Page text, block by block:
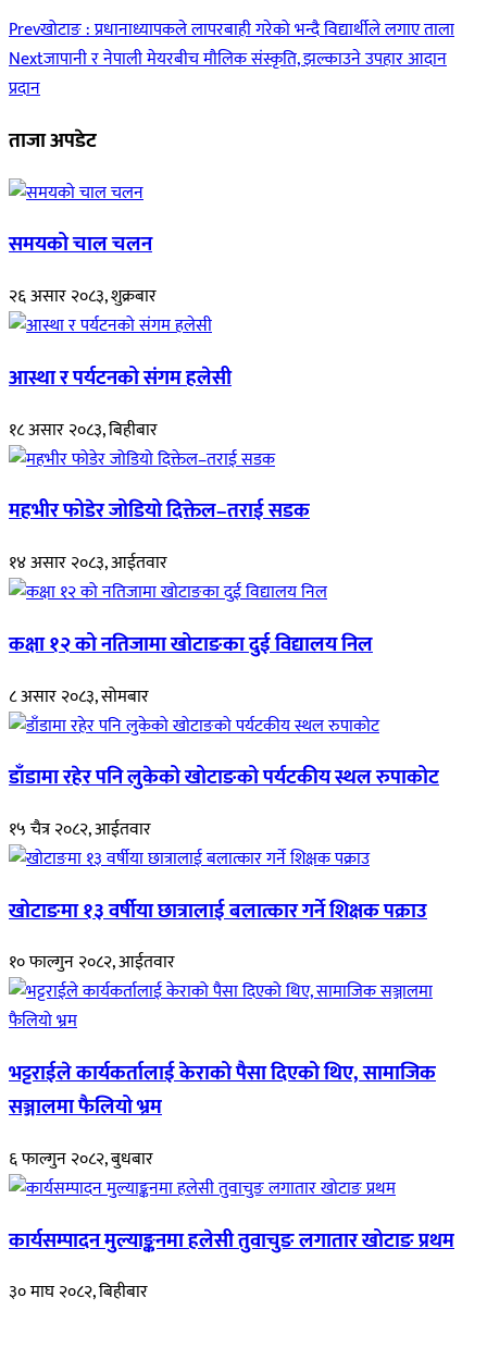
Prevखोटाङ : प्रधानाध्यापकले लापरबाही गरेको भन्दै विद्यार्थीले लगाए ताला
Nextजापानी र नेपाली मेयरबीच मौलिक संस्कृति, झल्काउने उपहार आदान
प्रदान
ताजा अपडेट
समयको चाल चलन
२६ असार २०८३, शुक्रबार
आस्था र पर्यटनको संगम हलेसी
१८ असार २०८३, बिहीबार
महभीर फोडेर जोडियो दिक्तेल–तराई सडक
१४ असार २०८३, आईतवार
कक्षा १२ को नतिजामा खोटाङका दुई विद्यालय निल
८ असार २०८३, सोमबार
डाँडामा रहेर पनि लुकेको खोटाङको पर्यटकीय स्थल रुपाकोट
१५ चैत्र २०८२, आईतवार
खोटाङमा १३ वर्षीया छात्रालाई बलात्कार गर्ने शिक्षक पक्राउ
१० फाल्गुन २०८२, आईतवार
भट्टराईले कार्यकर्तालाई केराको पैसा दिएको थिए, सामाजिक
सञ्जालमा फैलियो भ्रम
६ फाल्गुन २०८२, बुधबार
कार्यसम्पादन मुल्याङ्कनमा हलेसी तुवाचुङ लगातार खोटाङ प्रथम
३० माघ २०८२, बिहीबार